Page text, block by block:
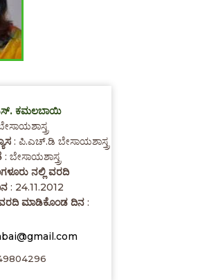
ಕಮಲಬಾಯಿ
: ಪಿ.ಎಚ್.ಡಿ ಬೇಸಾಯಶಾಸ್ತ್ರ
: ಬೇಸಾಯಶಾಸ್ತ್ರ
ನಲ್ಲಿ ವರದಿ
: 24.11.2012
ಮಾಡಿಕೊಂಡ ದಿನ :